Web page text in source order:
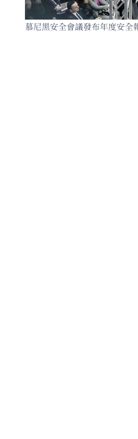
慕尼黑安全會議發布年度安